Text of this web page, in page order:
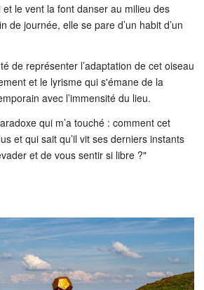
et le vent la font danser au milieu des
de journée, elle se pare d’un habit d’un
de représenter l’adaptation de cet oiseau
et le lyrisme qui s'émane de la
avec l’immensité du lieu.
qui m’a touché : comment cet
et qui sait qu’il vit ses derniers instants
et de vous sentir si libre ?"